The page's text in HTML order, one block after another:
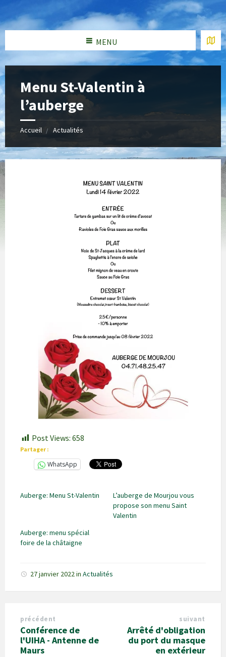
MENU
Menu St-Valentin à
l’auberge
Accueil Actualités
Post Views: 658
Partager :
WhatsApp
Auberge: Menu St-Valentin
L’auberge de Mourjou vous
propose son menu Saint
Valentin
Auberge: menu spécial
foire de la châtaigne
27 janvier 2022in Actualités
précédent
Conférence de
l'UIHA - Antenne de
Maurs
suivant
Arrêté d'obligation
du port du masque
en extérieur